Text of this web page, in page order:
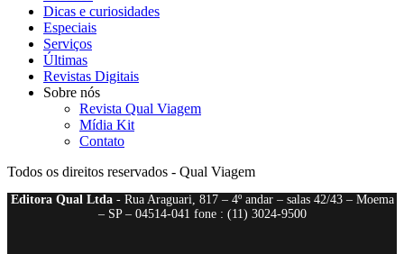
Dicas e curiosidades
Especiais
Serviços
Últimas
Revistas Digitais
Sobre nós
Revista Qual Viagem
Mídia Kit
Contato
Todos os direitos reservados - Qual Viagem
Editora Qual Ltda- Rua Araguari, 817 – 4º andar – salas 42/43 – Moema
– SP – 04514-041 fone : (11) 3024-9500